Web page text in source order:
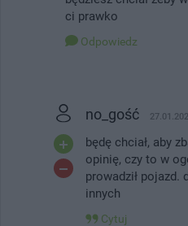
ci prawko
Odpowiedz
no_gość
będę chciał, aby
opinię, czy to w
prowadził pojazd.
innych
Cytuj